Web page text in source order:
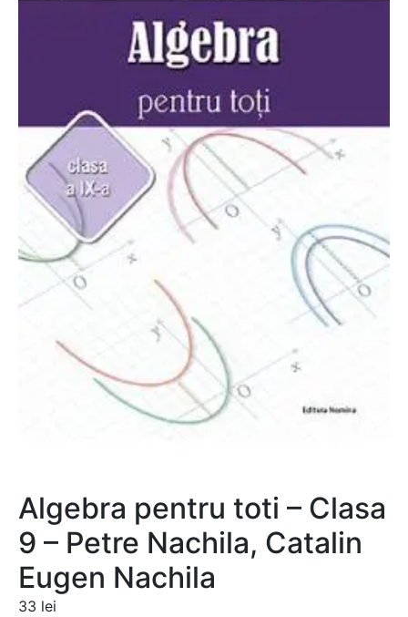
Algebra pentru toti – Clasa
9 – Petre Nachila, Catalin
Eugen Nachila
33 lei